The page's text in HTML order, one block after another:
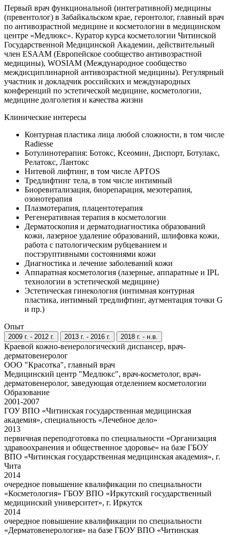
Первый врач функциональной (интегративной) медицины
(превентолог) в Забайкальском крае, геронтолог, главный врач
по антивозрастной медицине и косметологии в медицинском
центре «Медлюкс». Куратор курса косметологии Читинской
Государственной Медицинской Академии, действительный
член ESAAM (Европейское сообщество антивозрастной
медицины), WOSIAM (Международное сообщество
междисциплинарной антивозрастной медицины). Регулярный
участник и докладчик российских и международных
конференций по эстетической медицине, косметологии,
медицине долголетия и качества жизни
Клинические интересы
Контурная пластика лица любой сложности, в том числе
Radiesse
Ботулинотерапия: Ботокс, Ксеомин, Диспорт, Ботулакс,
Релатокс, Лантокс
Нитевой лифтинг, в том числе APTOS
Тредлифтинг тела, в том числе интимный
Биоревитализация, биорепарация, мезотерапия,
озонотерапия
Плазмотерапия, плацентотерапия
Регенеративная терапия в косметологии
Дерматоскопия и дерматодиагностика образований
кожи, лазерное удаление образований, шлифовка кожи,
работа с патологическим рубцеванием и
постэруптивными состояниями кожи
Диагностика и лечение заболеваний кожи
Аппаратная косметология (лазерные, аппаратные и IPL
технологии в эстетической медицине)
Эстетическая гинекология (интимная контурная
пластика, интимный тредлифтинг, аугментация точки G
и пр.)
Опыт
2009 г. - 2012 г. 2013 г. - 2016 г. 2018 г. - н.в.
Краевой кожно-венерологический диспансер, врач-
дерматовенеролог
ООО "Красотка", главный врач
Медицинский центр "Медлюкс", врач-косметолог, врач-
дерматовенеролог, заведующая отделением косметологии
Образование
2001-2007
ГОУ ВПО «Читинская государственная медицинская
академия», специальность «Лечебное дело»
2013
первичная переподготовка по специальности «Организация
здравоохранения и общественное здоровье» на базе ГБОУ
ВПО «Читинская государственная медицинская академия», г.
Чита
2014
очередное повышение квалификации по специальности
«Косметология» ГБОУ ВПО «Иркутский государственный
медицинский университет», г. Иркутск
2014
очередное повышение квалификации по специальности
«Дерматовенерология» на базе ГБОУ ВПО «Читинская